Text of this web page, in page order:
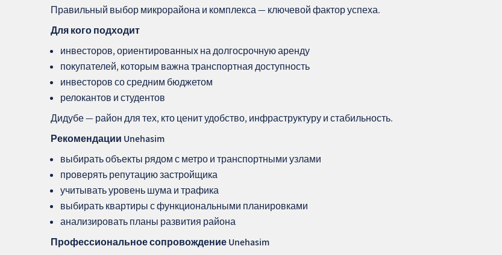
Правильный выбор микрорайона и комплекса — ключевой фактор успеха.
Для кого подходит
инвесторов, ориентированных на долгосрочную аренду
покупателей, которым важна транспортная доступность
инвесторов со средним бюджетом
релокантов и студентов
Дидубе — район для тех, кто ценит удобство, инфраструктуру и стабильность.
Рекомендации Unehasim
выбирать объекты рядом с метро и транспортными узлами
проверять репутацию застройщика
учитывать уровень шума и трафика
выбирать квартиры с функциональными планировками
анализировать планы развития района
Профессиональное сопровождение Unehasim